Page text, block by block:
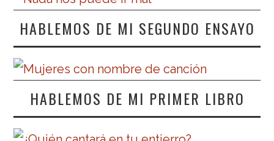
HABLEMOS DE MI SEGUNDO ENSAYO
HABLEMOS DE MI PRIMER LIBRO